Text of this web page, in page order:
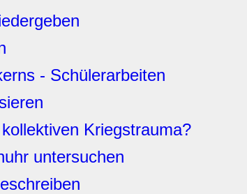
- Schülerarbeiten
Kriegstrauma?
untersuchen